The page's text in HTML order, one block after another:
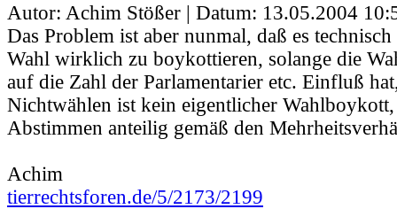
Autor: Achim Stößer | Datum: 13.05.2004
Das Problem ist aber nunmal, daß es
Wahl wirklich zu boykottieren, solange die
auf die Zahl der Parlamentarier etc. Einfluß
Nichtwählen ist kein eigentlicher
Abstimmen anteilig gemäß den
Achim
tierrechtsforen.de/5/2173/2199